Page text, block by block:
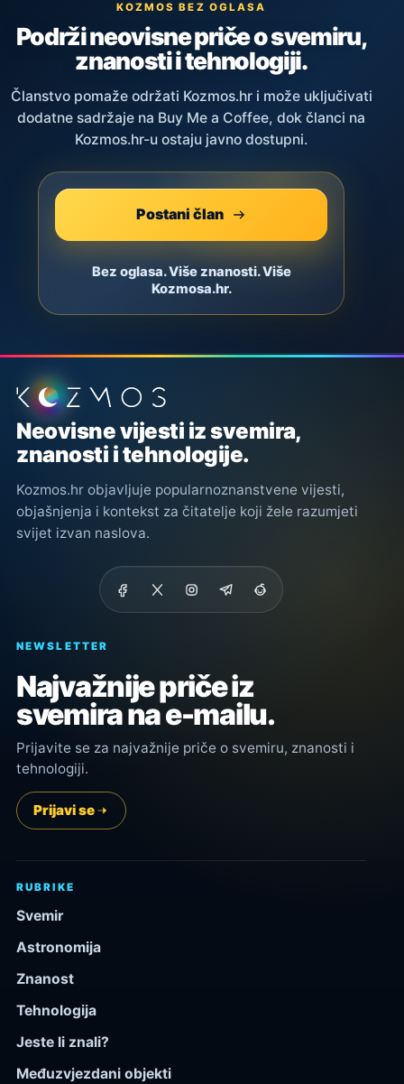
KOZMOS BEZ OGLASA
Podrži neovisne priče o svemiru,
znanosti i tehnologiji.
Članstvo pomaže održati Kozmos.hr i može uključivati
dodatne sadržaje na Buy Me a Coffee, dok članci na
Kozmos.hr-u ostaju javno dostupni.
Postani član
Bez oglasa. Više znanosti. Više
Kozmosa.hr.
Podnožje stranice
Neovisne vijesti iz svemira,
znanosti i tehnologije.
Kozmos.hr objavljuje popularnoznanstvene vijesti,
objašnjenja i kontekst za čitatelje koji žele razumjeti
svijet izvan naslova.
NEWSLETTER
Najvažnije priče iz
svemira na e-mailu.
Prijavite se za najvažnije priče o svemiru, znanosti i
tehnologiji.
Prijavi se
RUBRIKE
Svemir
Astronomija
Znanost
Tehnologija
Jeste li znali?
Međuzvjezdani objekti